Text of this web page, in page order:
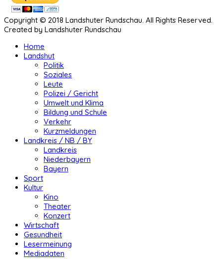
Copyright © 2018 Landshuter Rundschau. All Rights Reserved.
Created by Landshuter Rundschau
Home
Landshut
Politik
Soziales
Leute
Polizei / Gericht
Umwelt und Klima
Bildung und Schule
Verkehr
Kurzmeldungen
Landkreis / NB / BY
Landkreis
Niederbayern
Bayern
Sport
Kultur
Kino
Theater
Konzert
Wirtschaft
Gesundheit
Lesermeinung
Mediadaten